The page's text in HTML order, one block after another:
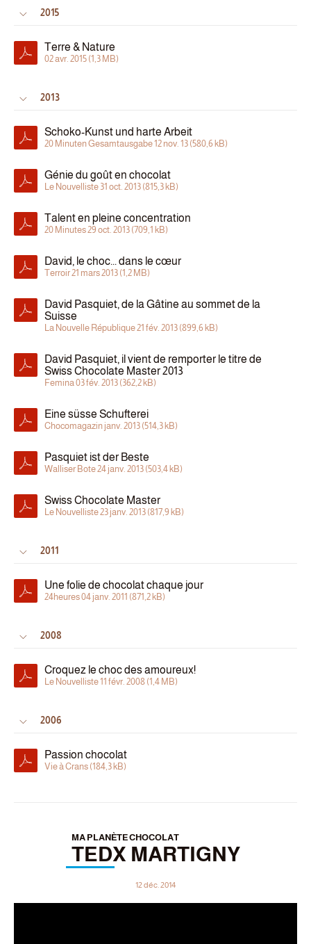
2015
Terre & Nature
02 avr. 2015 (1,3 MB)
2013
Schoko-Kunst und harte Arbeit
20 Minuten Gesamtausgabe 12 nov. 13 (580,6 kB)
Génie du goût en chocolat
Le Nouvelliste 31 oct. 2013 (815,3 kB)
Talent en pleine concentration
20 Minutes 29 oct. 2013 (709,1 kB)
David, le choc... dans le cœur
Terroir 21 mars 2013 (1,2 MB)
David Pasquiet, de la Gâtine au sommet de la
Suisse
La Nouvelle République 21 fév. 2013 (899,6 kB)
David Pasquiet, il vient de remporter le titre de
Swiss Chocolate Master 2013
Femina 03 fév. 2013 (362,2 kB)
Eine süsse Schufterei
Chocomagazin janv. 2013 (514,3 kB)
Pasquiet ist der Beste
Walliser Bote 24 janv. 2013 (503,4 kB)
Swiss Chocolate Master
Le Nouvelliste 23 janv. 2013 (817,9 kB)
2011
Une folie de chocolat chaque jour
24heures 04 janv. 2011 (871,2 kB)
2008
Croquez le choc des amoureux!
Le Nouvelliste 11 févr. 2008 (1,4 MB)
2006
Passion chocolat
Vie à Crans (184,3 kB)
MA PLANÈTE CHOCOLAT
TEDX MARTIGNY
12 déc. 2014